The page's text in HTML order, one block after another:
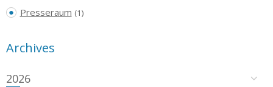
Presseraum (1)
Archives
2026